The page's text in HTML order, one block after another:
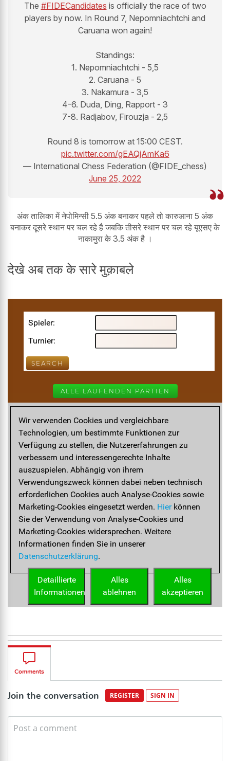
The #FIDECandidates is officially the race of two
players by now. In Round 7, Nepomniachtchi and
Caruana won again!
Standings:
1. Nepomniachtchi - 5,5
2. Caruana - 5
3. Nakamura - 3,5
4-6. Duda, Ding, Rapport - 3
7-8. Radjabov, Firouzja - 2,5
Round 8 is tomorrow at 15:00 CEST.
pic.twitter.com/gEAQjAmKa6
— International Chess Federation (@FIDE_chess)
June 25, 2022
अंक तालिका में नेपोमिन्सी 5.5 अंक बनाकर पहले तो कारुआना 5 अंक
बनाकर दूसरे स्थान पर चल रहे है जबकि तीसरे स्थान पर चल रहे यूएसए के
नाकामुरा के 3.5 अंक है ।
देखे अब तक के सारे मुक़ाबले